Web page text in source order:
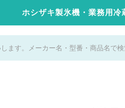
ホシザキ製氷機・業務用